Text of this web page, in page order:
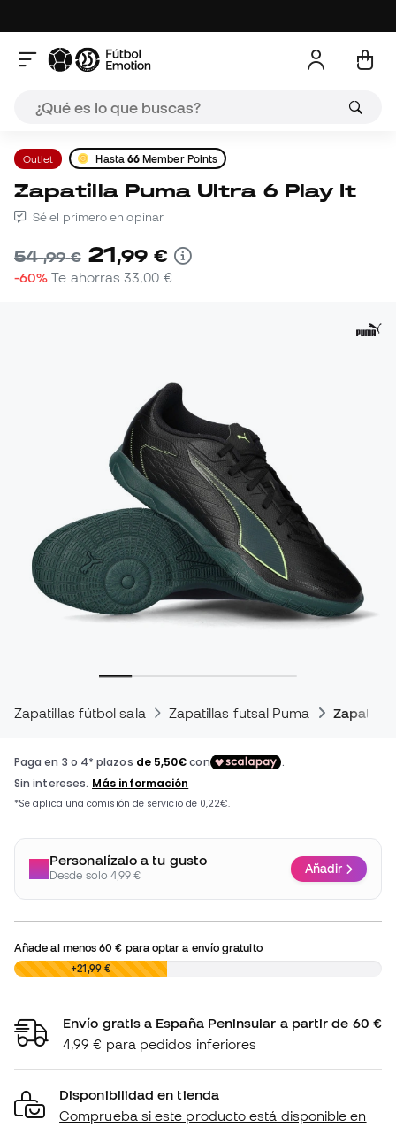
Outlet Hasta 66 Member Points
Zapatilla Puma Ultra 6 Play It
Sé el primero en opinar
54,99 € 21,99 €
-60% Te ahorras33,00 €
Zapatillas fútbol sala Zapatillas futsal Puma
Personalízalo a tu gusto
Desde solo 4,99 € Añadir
Añade al menos60 € para optar a envío gratuito
0,00 € +21,99 €
Envío gratis a España Peninsular a partir de 60 €
4,99 € para pedidos inferiores
Disponibilidad en tienda
Comprueba si este producto está disponible en